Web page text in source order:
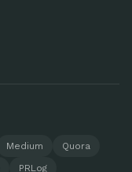
Medium
Quora
PRLog